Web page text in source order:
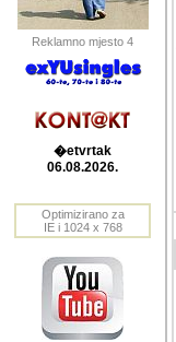
Reklamno mjesto 4
�etvrtak
06.08.2026.
Optimizirano za
IE i 1024 x 768